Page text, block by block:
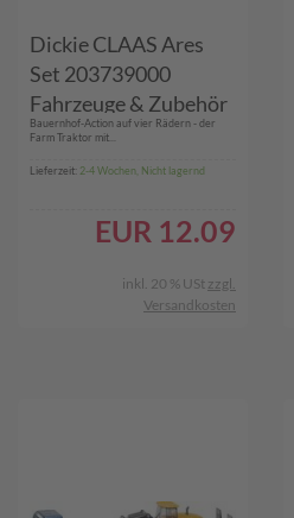
Dickie CLAAS Ares
Set 203739000
Fahrzeuge & Zubehör
Bauernhof-Action auf vier Rädern - der
Farm Traktor mit...
Lieferzeit: 2-4 Wochen, Nicht lagernd
EUR 12.09
inkl. 20 % USt zzgl.
Versandkosten